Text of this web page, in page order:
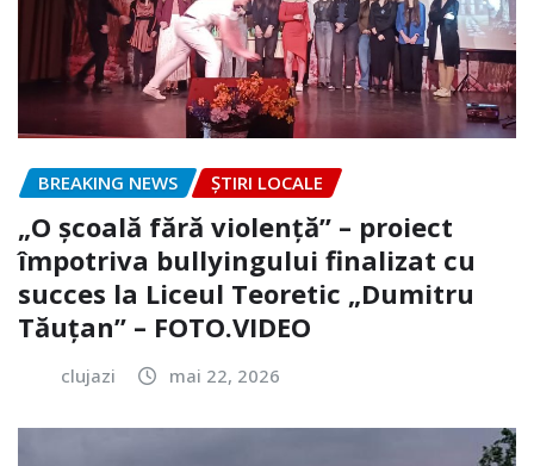
BREAKING NEWS ȘTIRI LOCALE
„O școală fără violență” – proiect
împotriva bullyingului finalizat cu
succes la Liceul Teoretic „Dumitru
Tăuțan” – FOTO.VIDEO
clujazi mai 22, 2026